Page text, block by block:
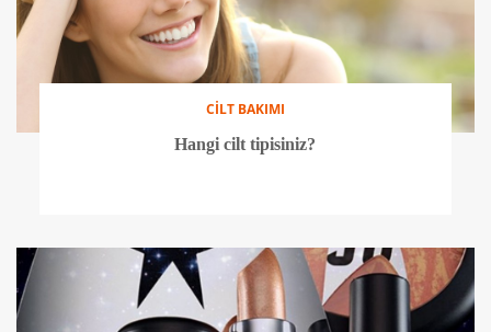
CİLT BAKIMI
Hangi cilt tipisiniz?